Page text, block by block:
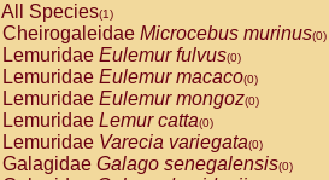
All Species(1)
Cheirogaleidae Microcebus murinus(0)
Lemuridae Eulemur fulvus(0)
Lemuridae Eulemur macaco(0)
Lemuridae Eulemur mongoz(0)
Lemuridae Lemur catta(0)
Lemuridae Varecia variegata(0)
Galagidae Galago senegalensis(0)